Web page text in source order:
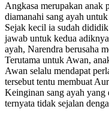
Angkasa merupakan anak
diamanahi sang ayah
Sejak kecil ia sudah
jawab untuk kedua
ayah, Narendra berusaha
Terutama untuk Awan,
Awan selalu mendapat
tersebut tentu membuat
Keinginan sang ayah yang
ternyata tidak sejalan